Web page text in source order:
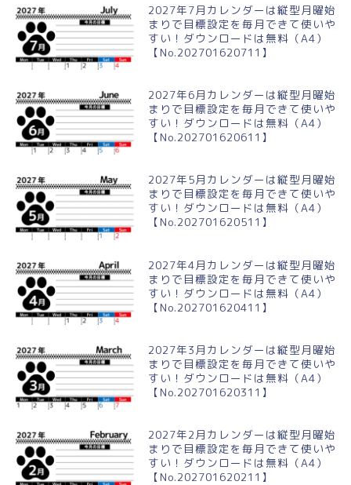
2027年7月カレンダーは縦型月曜始
まりで目標設定を毎月できて使いや
すい！ダウンロードは無料（A4）
【No.202701620711】
2027年6月カレンダーは縦型月曜始
まりで目標設定を毎月できて使いや
すい！ダウンロードは無料（A4）
【No.202701620611】
2027年5月カレンダーは縦型月曜始
まりで目標設定を毎月できて使いや
すい！ダウンロードは無料（A4）
【No.202701620511】
2027年4月カレンダーは縦型月曜始
まりで目標設定を毎月できて使いや
すい！ダウンロードは無料（A4）
【No.202701620411】
2027年3月カレンダーは縦型月曜始
まりで目標設定を毎月できて使いや
すい！ダウンロードは無料（A4）
【No.202701620311】
2027年2月カレンダーは縦型月曜始
まりで目標設定を毎月できて使いや
すい！ダウンロードは無料（A4）
【No.202701620211】